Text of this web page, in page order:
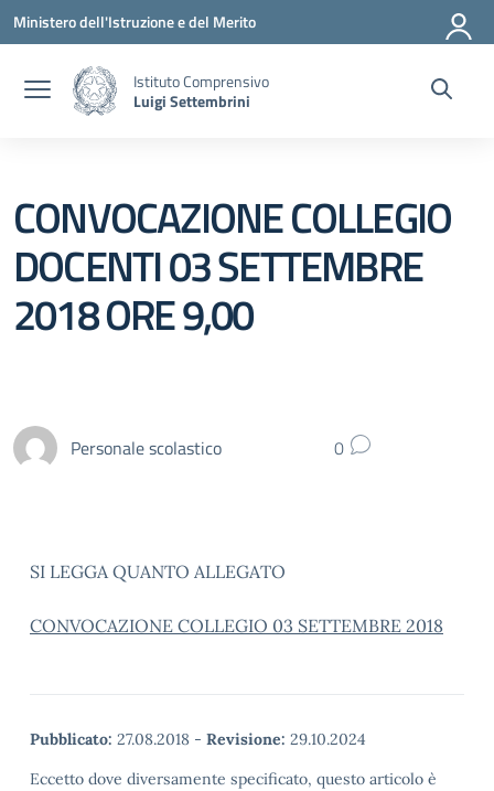
Vai ai contenuti
Vai al menu di navigazione
Vai al footer
Ministero dell'Istruzione e del Merito
Istituto Comprensivo
Luigi Settembrini
CONVOCAZIONE COLLEGIO
DOCENTI 03 SETTEMBRE
2018 ORE 9,00
Personale scolastico 0
SI LEGGA QUANTO ALLEGATO
CONVOCAZIONE COLLEGIO 03 SETTEMBRE 2018
Pubblicato: 27.08.2018 - Revisione: 29.10.2024
Eccetto dove diversamente specificato, questo articolo è